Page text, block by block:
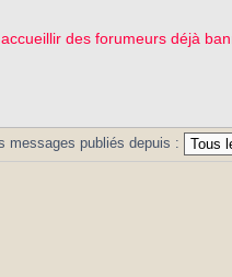
des forumeurs déjà
messages publiés depuis :